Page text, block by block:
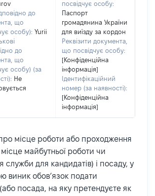
до
що
особу): Yurii
до
що
особу) (за
Не
посвідчує особу:
Паспорт
громадянина України
для виїзду за кордон
Реквізити документа,
що посвідчує особу:
[Конфіденційна
інформація]
Ідентифікаційний
номер (за наявності):
[Конфіденційна
інформація]
місце роботи або проходження
майбутньої роботи чи
служби для кандидатів) і посаду, у
виник обов’язок подати
посада, на яку претендуєте як